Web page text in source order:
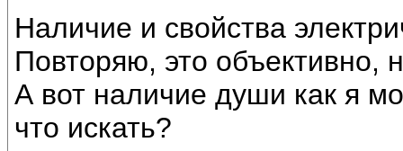
Наличие и свойства
Повторяю, это объективно,
А вот наличие души как я
что искать?